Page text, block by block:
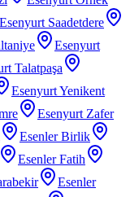
Esenyurt Saadetdere
Esenyurt
Talatpaşa
Esenyurt Yenikent
Esenyurt Zafer
Esenler Birlik
Esenler Fatih
Esenler